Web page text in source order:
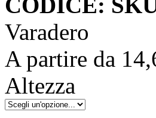
CODICE:
Varadero
A partire da
Altezza